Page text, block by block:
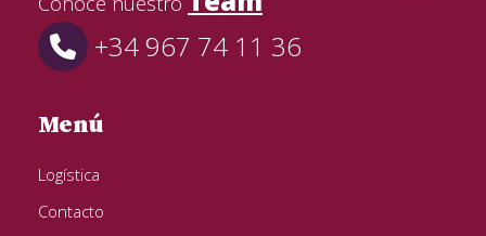
+34 967 74 11 36
Menú
Logística
Contacto